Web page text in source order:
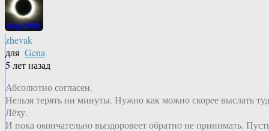
zhevak
для Gena
5 лет назад
Абсолютно согласен.
Нельзя терять ни минуты. Нужно как можно скорее выслать
Лёху.
И пока окончательно выздоровеет обратно не принимать.